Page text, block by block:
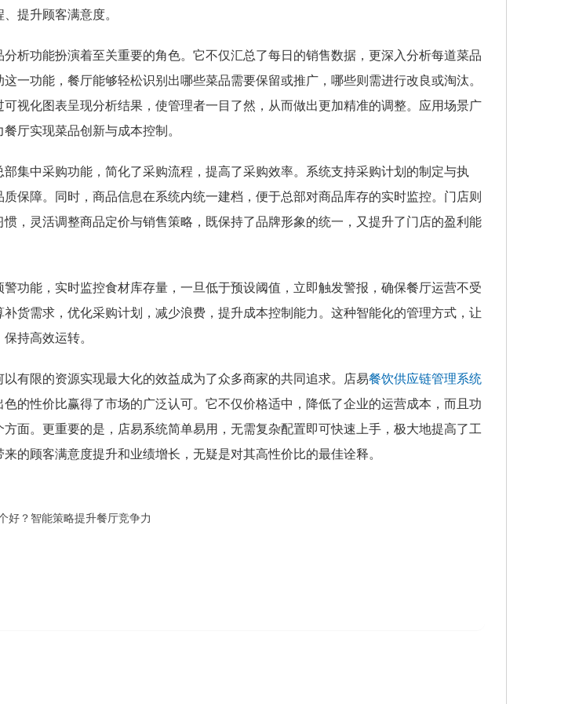
提升顾客满意度。
析功能扮演着至关重要的角色。它不仅汇总了每日的销售数据，更深入分析每道菜品
一功能，餐厅能够轻松识别出哪些菜品需要保留或推广，哪些则需进行改良或淘汰。
视化图表呈现分析结果，使管理者一目了然，从而做出更加精准的调整。应用场景广
厅实现菜品创新与成本控制。
集中采购功能，简化了采购流程，提高了采购效率。系统支持采购计划的制定与执
保障。同时，商品信息在系统内统一建档，便于总部对商品库存的实时监控。门店则
，灵活调整商品定价与销售策略，既保持了品牌形象的统一，又提升了门店的盈利能
功能，实时监控食材库存量，一旦低于预设阈值，立即触发警报，确保餐厅运营不受
货需求，优化采购计划，减少浪费，提升成本控制能力。这种智能化的管理方式，让
持高效运转。
有限的资源实现最大化的效益成为了众多商家的共同追求。店易餐饮供应链管理系统
的性价比赢得了市场的广泛认可。它不仅价格适中，降低了企业的运营成本，而且功
面。更重要的是，店易系统简单易用，无需复杂配置即可快速上手，极大地提高了工
的顾客满意度提升和业绩增长，无疑是对其高性价比的最佳诠释。
好？智能策略提升餐厅竞争力